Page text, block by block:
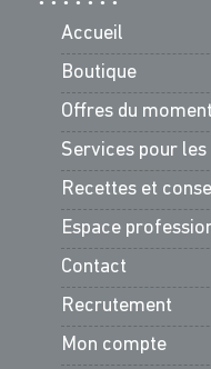
Accueil
Boutique
Offres du moment
Services pour
Recettes et
Espace
Contact
Recrutement
Mon compte